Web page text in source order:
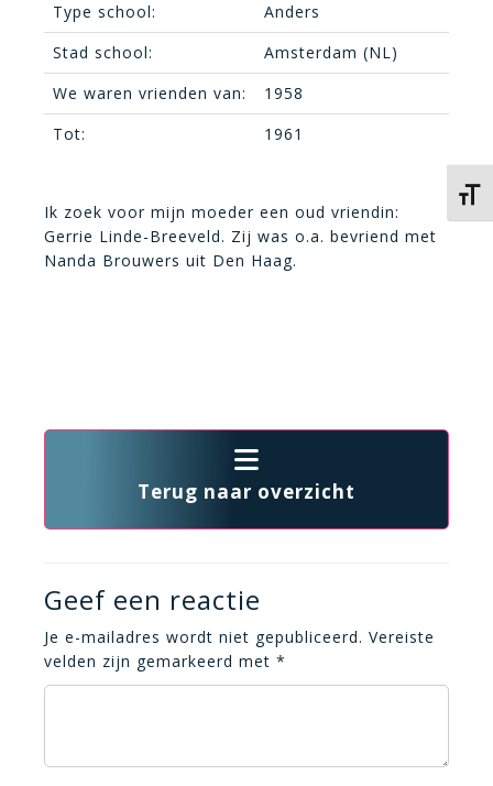
Type school:
Anders
Stad school:
Amsterdam (NL)
We waren vrienden van:
1958
Tot:
1961
Ik zoek voor mijn moeder een oud vriendin:
Gerrie Linde-Breeveld. Zij was o.a. bevriend met
Nanda Brouwers uit Den Haag.
Terug naar overzicht
Geef een reactie
Je e-mailadres wordt niet gepubliceerd. Vereiste
velden zijn gemarkeerd met *